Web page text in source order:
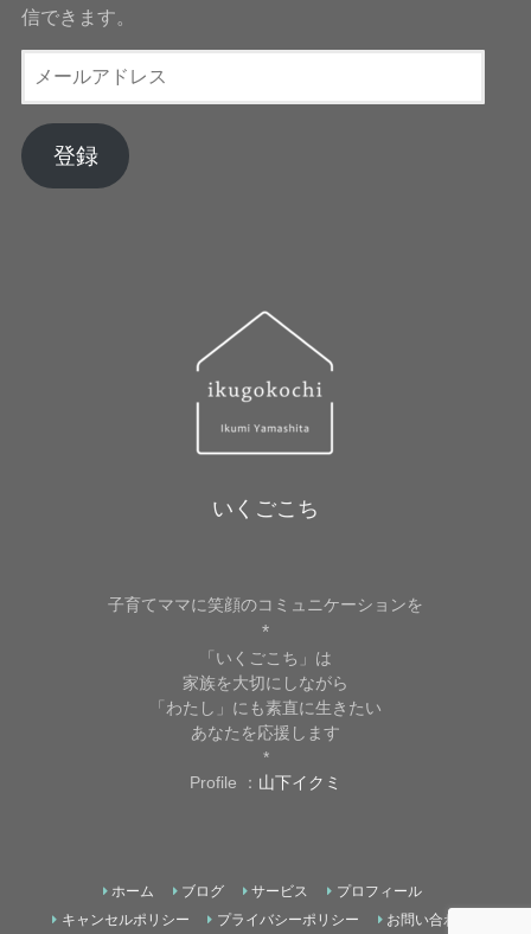
信できます。
ー
ア
ド
登録
いくごこち
子育てママに笑顔のコミュニケーションを
*
「いくごこち」は
家族を大切にしながら
「わたし」にも素直に生きたい
あなたを応援します
*
Profile ： 山下イクミ
ホーム ブログ サービス
プロフィール
キャンセルポリシー
プライバシーポリシー お問い合わせ